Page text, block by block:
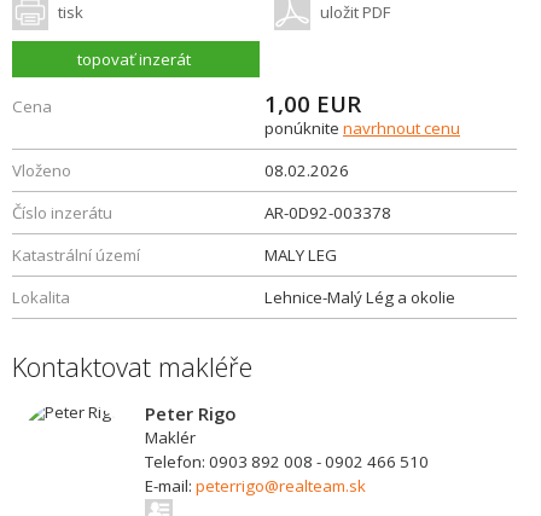
tisk uložit PDF
topovať inzerát
Cena 1,00 EUR
ponúknite navrhnout cenu
Vloženo
08.02.2026
Číslo inzerátu
AR-0D92-003378
Katastrální území
MALY LEG
Lokalita
Lehnice-Malý Lég a okolie
Kontaktovat makléře
Peter Rigo
Maklér
Telefon: 0903 892 008 - 0902 466 510
E-mail: peterrigo@realteam.sk